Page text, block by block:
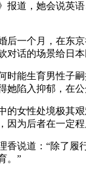
道，她会说英语
一个月，在东京
对话的场景给日
能生育男性子嗣
她陷入抑郁，在
女性处境极其艰
因为后者在一定
说道：“除了履
。”